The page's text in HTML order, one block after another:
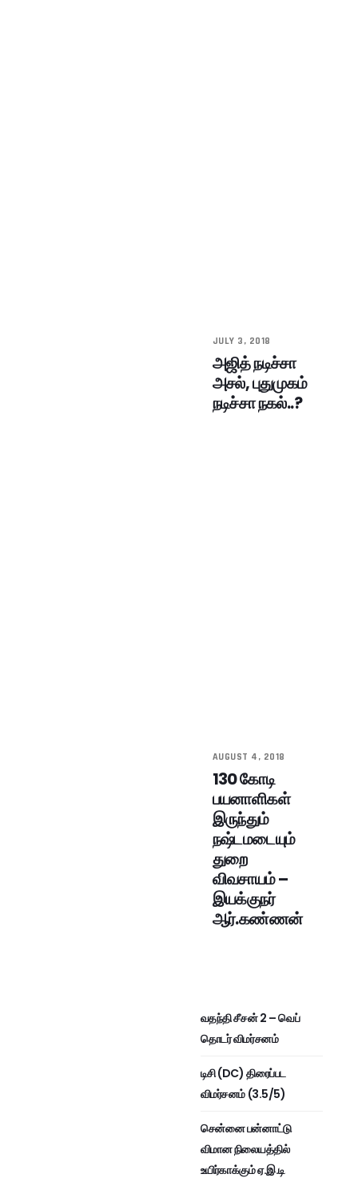
JULY 3, 2018
அஜித் நடிச்சா
அசல், புதுமுகம்
நடிச்சா நகல்..?
AUGUST 4, 2018
130 கோடி
பயனாளிகள்
இருந்தும்
நஷ்டமடையும்
துறை
விவசாயம் –
இயக்குநர்
ஆர்.கண்ணன்
வதந்தி சீசன் 2 – வெப்
தொடர் விமர்சனம்
டிசி (DC) திரைப்பட
விமர்சனம் (3.5/5)
சென்னை பன்னாட்டு
விமான நிலையத்தில்
உயிர்காக்கும் ஏ.இ.டி